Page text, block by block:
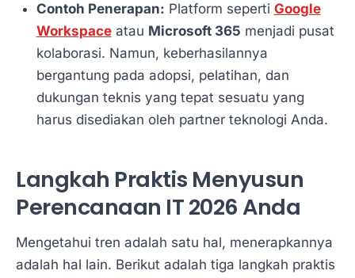
Contoh Penerapan: Platform seperti Google
Workspaceatau Microsoft 365 menjadi pusat
kolaborasi. Namun, keberhasilannya
bergantung pada adopsi, pelatihan, dan
dukungan teknis yang tepat sesuatu yang
harus disediakan oleh partner teknologi Anda.
Langkah Praktis Menyusun
Perencanaan IT 2026 Anda
Mengetahui tren adalah satu hal, menerapkannya
adalah hal lain. Berikut adalah tiga langkah praktis